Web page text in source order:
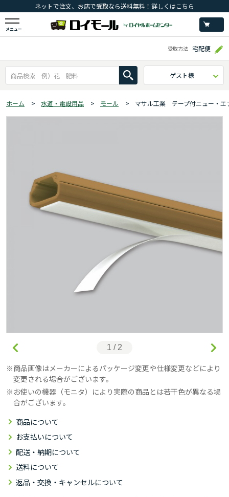
ネットで注文、お店で受取なら送料無料！詳しくはこちら
メニュー
受取方法 宅配便
ゲスト様
ホーム > 水道・電設用品 > モール > マサル工業 テープ付ニュー
1 / 2
商品画像はメーカーによるパッケージ変更や仕様変更などにより
変更される場合がございます。
お使いの機器（モニタ）により実際の商品とは若干色が異なる場
合がございます。
商品について
お支払いについて
配送・納期について
送料について
返品・交換・キャンセルについて